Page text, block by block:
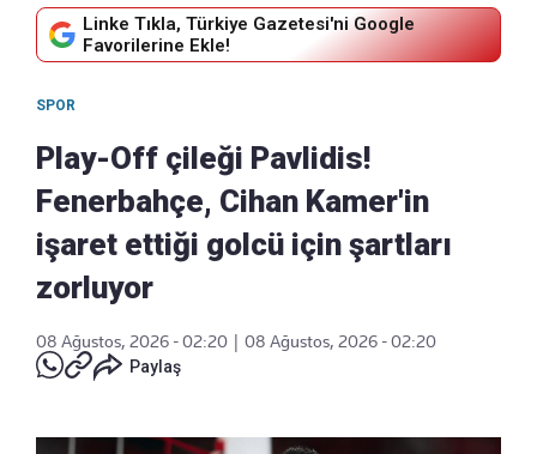
Linke Tıkla, Türkiye Gazetesi'ni Google
Favorilerine Ekle!
SPOR
Play-Off çileği Pavlidis!
Fenerbahçe, Cihan Kamer'in
işaret ettiği golcü için şartları
zorluyor
08 Ağustos, 2026 - 02:20 | 08 Ağustos, 2026 - 02:20
Paylaş